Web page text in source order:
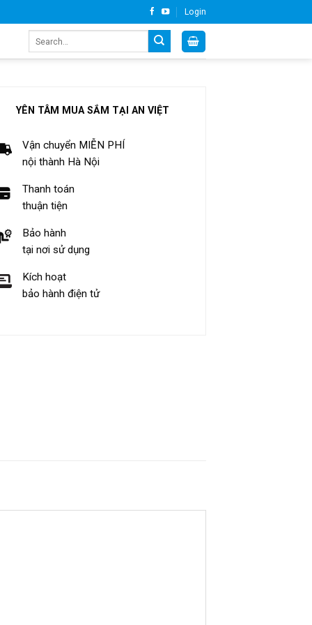
Login
YÊN TÂM MUA SẮM TẠI AN VIỆT
Vận chuyển MIỄN PHÍ
nội thành Hà Nội
Thanh toán
thuận tiện
Bảo hành
tại nơi sử dụng
Kích hoạt
bảo hành điện tử